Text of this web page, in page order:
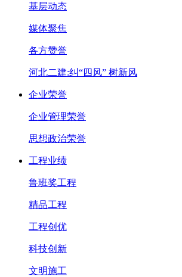
基层动态
媒体聚焦
各方赞誉
河北二建:纠“四风” 树新风
企业荣誉
企业管理荣誉
思想政治荣誉
工程业绩
鲁班奖工程
精品工程
工程创优
科技创新
文明施工